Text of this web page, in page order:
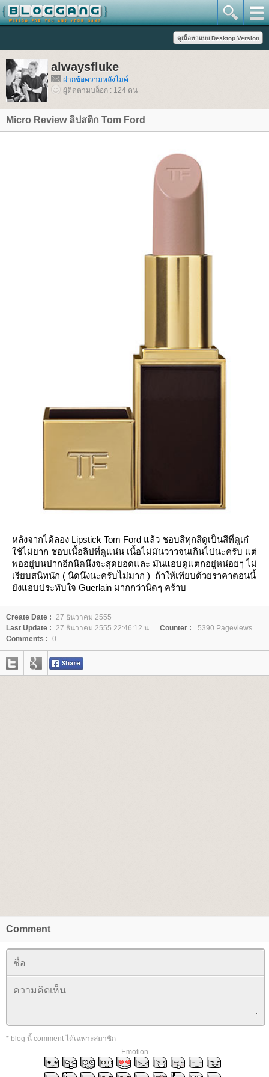
alwaysfluke
ฝากข้อความหลังไมค์
ผู้ติดตามบล็อก : 124 คน
Micro Review ลิปสติก Tom Ford
หลังจากได้ลอง Lipstick Tom Ford แล้ว ชอบสีทุกสีดูเป็นสีที่ดูเก๋
ช้ไม่ยาก ชอบเนื้อลิปที่ดูแน่น เนื้อไม่มันวาวจนเกินไปนะครับ แต่
พออยู่บนปากอีกนิดนึงจะสุดยอดและ มันแอบดูแตกอยู่หน่อยๆ ไม่
เรียบสนิทนัก ( นิดนึงนะครับไม่มาก ) ถ้าให้เทียบด้วยราคาตอนนี้
ังแอบประทับใจ Guerlain มากกว่านิดๆ คร้าบ
Create Date : 27 ธันวาคม 2555
Last Update : 27 ธันวาคม 2555 22:46:12 น. Counter :
5390 Pageviews.
Comments : 0
Comment
* blog นี้ comment ได้เฉพาะสมาชิก
Emotion